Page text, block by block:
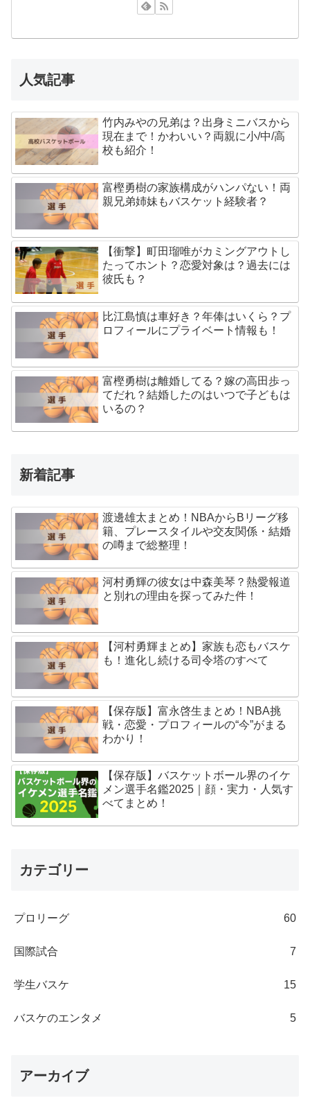
人気記事
竹内みやの兄弟は？出身ミニバスから
現在まで！かわいい？両親に小/中/高
校も紹介！
富樫勇樹の家族構成がハンパない！両
親兄弟姉妹もバスケット経験者？
【衝撃】町田瑠唯がカミングアウトし
たってホント？恋愛対象は？過去には
彼氏も？
比江島慎は車好き？年俸はいくら？プ
ロフィールにプライベート情報も！
富樫勇樹は離婚してる？嫁の高田歩っ
てだれ？結婚したのはいつで子どもは
いるの？
新着記事
渡邊雄太まとめ！NBAからBリーグ移
籍、プレースタイルや交友関係・結婚
の噂まで総整理！
河村勇輝の彼女は中森美琴？熱愛報道
と別れの理由を探ってみた件！
【河村勇輝まとめ】家族も恋もバスケ
も！進化し続ける司令塔のすべて
【保存版】富永啓生まとめ！NBA挑
戦・恋愛・プロフィールの“今”がまる
わかり！
【保存版】バスケットボール界のイケ
メン選手名鑑2025｜顔・実力・人気す
べてまとめ！
カテゴリー
プロリーグ 60
国際試合 7
学生バスケ 15
バスケのエンタメ 5
アーカイブ